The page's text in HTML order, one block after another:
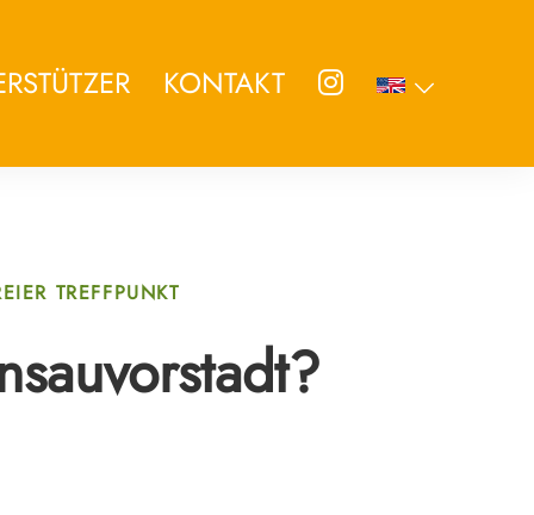
KONTAKT INSTAGRAM
TREFFPUNKT